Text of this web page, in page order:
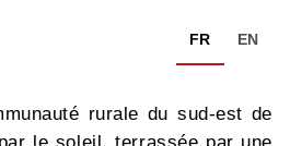
FR EN
rurale du sud-est de